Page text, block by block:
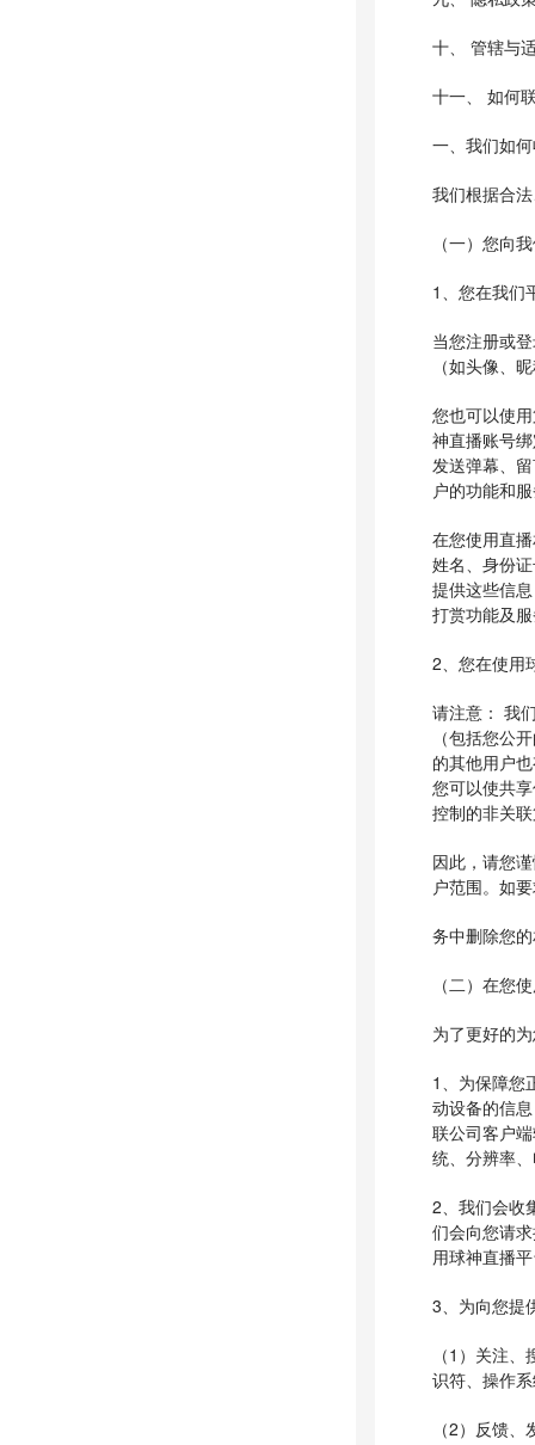
十、 管辖与
十一、 如何
一、我们如
我们根据合
（一）您向
1、您在我们
当您注册或
（如头像、
您也可以使
神直播账号
发送弹幕、
户的功能和
在您使用直
姓名、身份
提供这些信
打赏功能及
2、您在使用
请注意： 我
（包括您公
的其他用户
您可以使共
控制的非关
因此，请您
户范围。如
务中删除您
（二）在您
为了更好的
1、为保障您
动设备的信
联公司客户
统、分辨率
2、我们会收
们会向您请
用球神直播
3、为向您提
（1）关注
识符、操作
（2）反馈